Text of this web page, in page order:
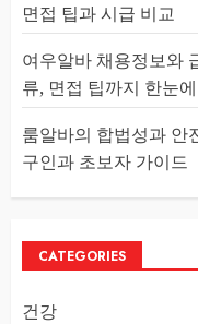
면접 팁과 시급 비교
여우알바 채용정보와
류, 면접 팁까지 한눈에
룸알바의 합법성과 안
구인과 초보자 가이드
CATEGORIES
건강